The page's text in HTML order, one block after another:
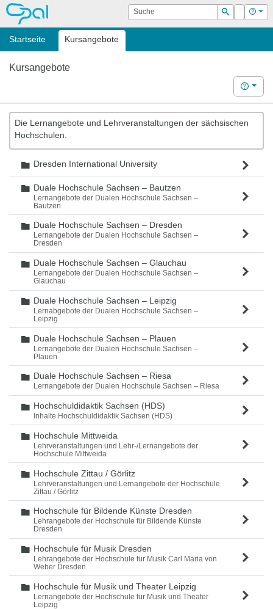
OPAL Suche
Suchen
Login Hilfe
Startseite Kursangebote
Kursangebote
Hilfe
Die Lernangebote und Lehrveranstaltungen der sächsischen
Hochschulen.
Ordner
Dresden International University
Ordner
Duale Hochschule Sachsen – Bautzen
Lernangebote der Dualen Hochschule Sachsen –
Bautzen
Ordner
Duale Hochschule Sachsen – Dresden
Lernangebote der Dualen Hochschule Sachsen –
Dresden
Ordner
Duale Hochschule Sachsen – Glauchau
Lernangebote der Dualen Hochschule Sachsen –
Glauchau
Ordner
Duale Hochschule Sachsen – Leipzig
Lernabgebote der Dualen Hochschule Sachsen –
Leipzig
Ordner
Duale Hochschule Sachsen – Plauen
Lernangebote der Dualen Hochschule Sachsen –
Plauen
Ordner
Duale Hochschule Sachsen – Riesa
Lernangebote der Dualen Hochschule Sachsen – Riesa
Ordner
Hochschuldidaktik Sachsen (HDS)
Inhalte Hochschuldidaktik Sachsen (HDS)
Ordner
Hochschule Mittweida
Lehrveranstaltungen und Lehr-/Lernangebote der
Hochschule Mittweida
Ordner
Hochschule Zittau / Görlitz
Lehrveranstaltungen und Lernangebote der Hochschule
Zittau / Görlitz
Ordner
Hochschule für Bildende Künste Dresden
Lehrangebote der Hochschule für Bildende Künste
Dresden
Ordner
Hochschule für Musik Dresden
Lehrangebote der Hochschule für Musik Carl Maria von
Weber Dresden
Ordner
Hochschule für Musik und Theater Leipzig
Lernangebote der Hochschule für Musik und Theater
Leipzig